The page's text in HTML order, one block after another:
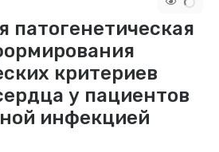
патогенетическая
критериев
у пациентов
инфекцией